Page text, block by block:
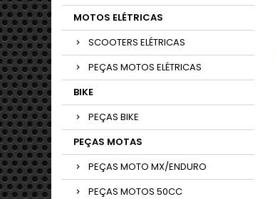
MOTOS ELÉTRICAS
SCOOTERS ELÉTRICAS
PEÇAS MOTOS ELÉTRICAS
BIKE
PEÇAS BIKE
PEÇAS MOTAS
PEÇAS MOTO MX/ENDURO
PEÇAS MOTOS 50CC